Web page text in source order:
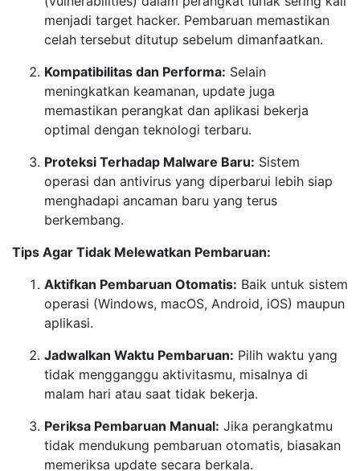
menjadi target hacker. Pembaruan memastikan
celah tersebut ditutup sebelum dimanfaatkan.
Kompatibilitas dan Performa: Selain
meningkatkan keamanan, update juga
memastikan perangkat dan aplikasi bekerja
optimal dengan teknologi terbaru.
Proteksi Terhadap Malware Baru: Sistem
operasi dan antivirus yang diperbarui lebih siap
menghadapi ancaman baru yang terus
berkembang.
Tips Agar Tidak Melewatkan Pembaruan:
Aktifkan Pembaruan Otomatis: Baik untuk sistem
operasi (Windows, macOS, Android, iOS) maupun
aplikasi.
Jadwalkan Waktu Pembaruan: Pilih waktu yang
tidak mengganggu aktivitasmu, misalnya di
malam hari atau saat tidak bekerja.
Periksa Pembaruan Manual: Jika perangkatmu
tidak mendukung pembaruan otomatis, biasakan
memeriksa update secara berkala.